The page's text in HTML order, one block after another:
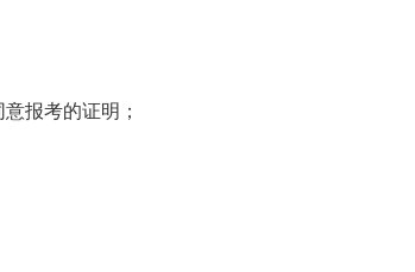
报考的证明；